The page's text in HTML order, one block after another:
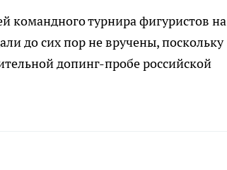
командного турнира фигуристов на
до сих пор не вручены, поскольку
допинг-пробе российской